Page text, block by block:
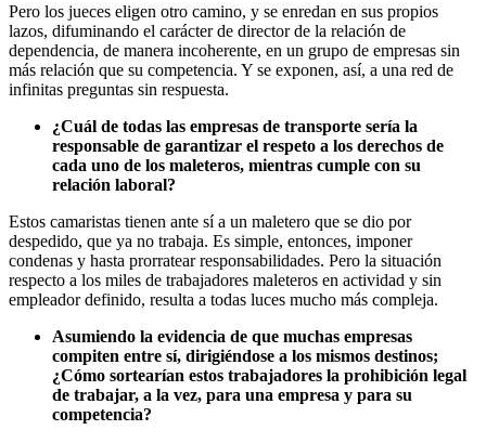
Pero los jueces eligen otro camino, y se enredan en sus propios
lazos, difuminando el carácter de director de la relación de
dependencia, de manera incoherente, en un grupo de empresas sin
más relación que su competencia. Y se exponen, así, a una red de
infinitas preguntas sin respuesta.
¿Cuál de todas las empresas de transporte sería la
responsable de garantizar el respeto a los derechos de
cada uno de los maleteros, mientras cumple con su
relación laboral?
Estos camaristas tienen ante sí a un maletero que se dio por
despedido, que ya no trabaja. Es simple, entonces, imponer
condenas y hasta prorratear responsabilidades. Pero la situación
respecto a los miles de trabajadores maleteros en actividad y sin
empleador definido, resulta a todas luces mucho más compleja.
Asumiendo la evidencia de que muchas empresas
compiten entre sí, dirigiéndose a los mismos destinos;
¿Cómo sortearían estos trabajadores la prohibición legal
de trabajar, a la vez, para una empresa y para su
competencia?